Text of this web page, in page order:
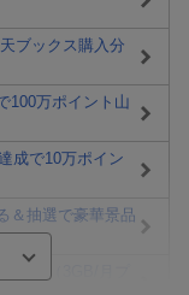
ブックス購入分
100万ポイント山
成で10万ポイン
＆抽選で豪華景品